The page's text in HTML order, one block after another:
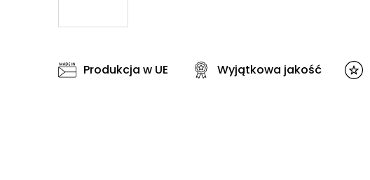
Produkcja w UE Wyjątkowa jakość